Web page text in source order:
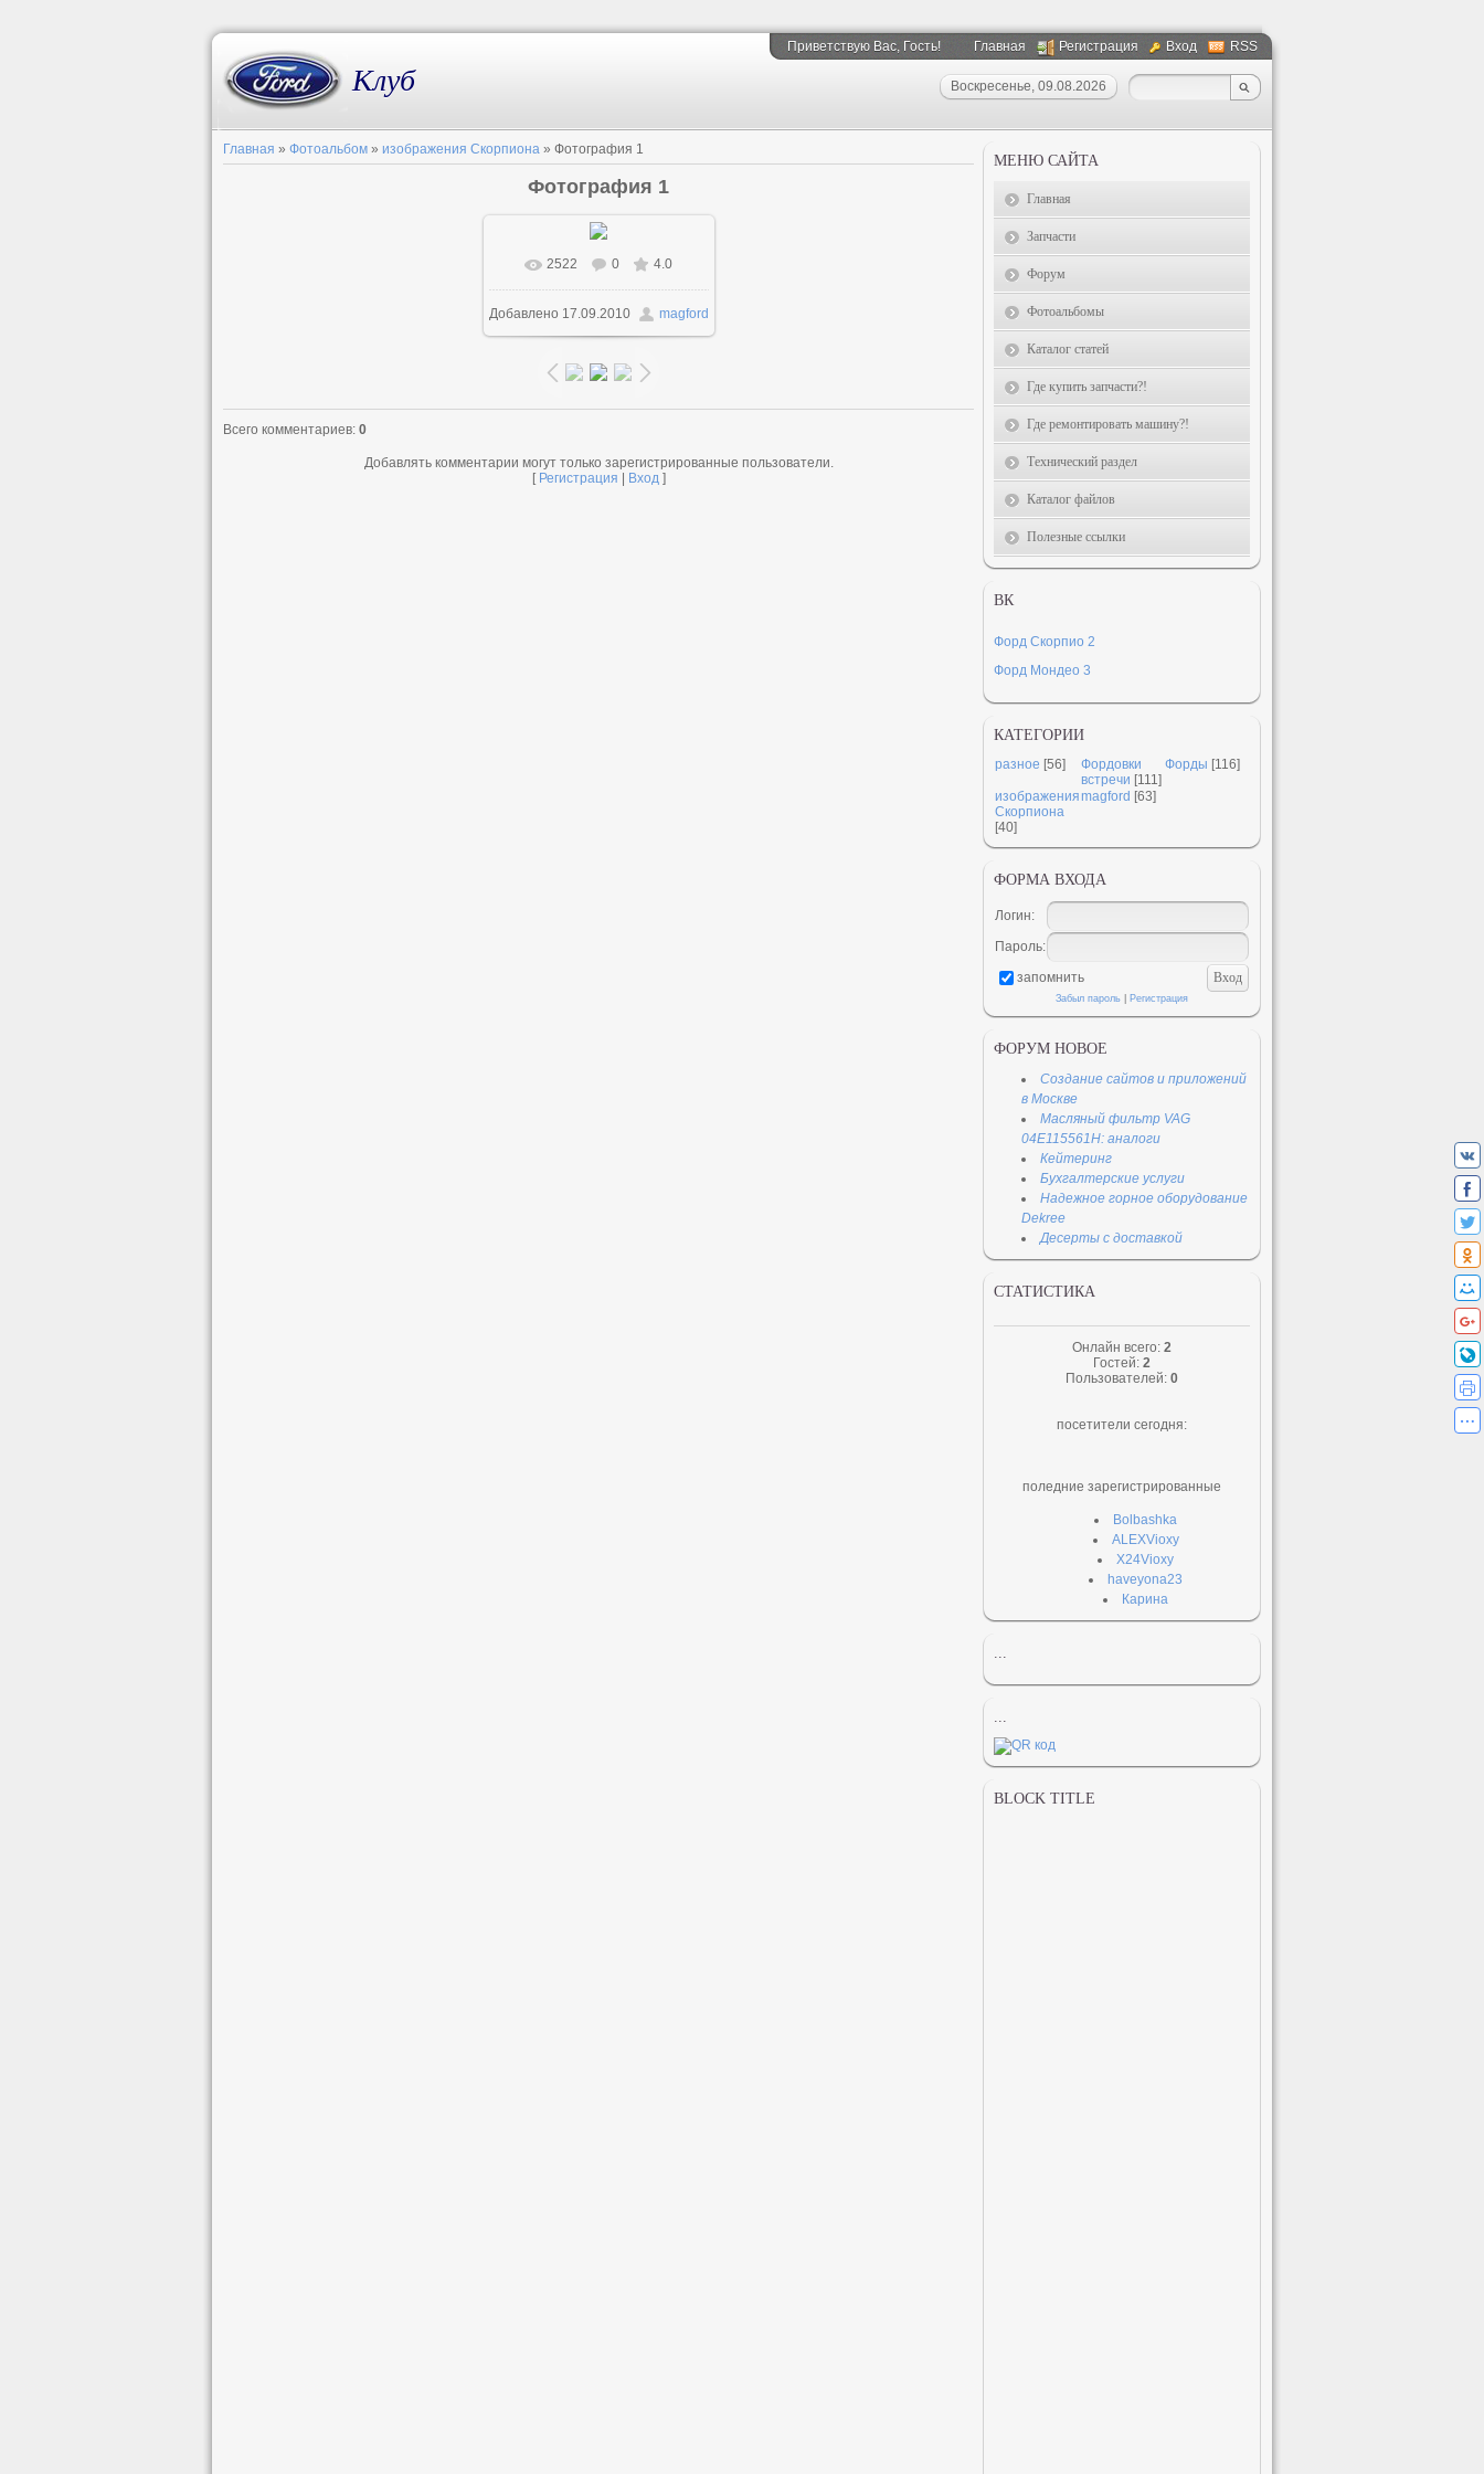
Приветствую Вас, Гость! Главная Регистрация Вход RSS
Клуб Воскресенье, 09.08.2026
Главная » Фотоальбом » изображения Скорпиона » Фотография 1
Фотография 1
В реальном размере
694x694/ 156.7Kb
2522 0 4.0
Добавлено 17.09.2010 magford
Всего комментариев: 0
Добавлять комментарии могут только зарегистрированные пользователи.
[ Регистрация | Вход]
МЕНЮ САЙТА
Главная
Запчасти
Форум
Фотоальбомы
Каталог статей
Где купить запчасти?!
Где ремонтировать машину?!
Технический раздел
Каталог файлов
Полезные ссылки
ВК
Форд Скорпио 2
Форд Мондео 3
КАТЕГОРИИ
разное [56]
Фордовки
встречи [111]
Форды [116]
изображения
Скорпиона
[40]
magford [63]
ФОРМА ВХОДА
Логин:
Пароль:
запомнить
Забыл пароль Регистрация
ФОРУМ НОВОЕ
Создание сайтов и приложений
в Москве
Масляный фильтр VAG
04E115561H: аналоги
Кейтеринг
Бухгалтерские услуги
Надежное горное оборудование
Dekree
Десерты с доставкой
СТАТИСТИКА
Онлайн всего: 2
Гостей: 2
Пользователей: 0
посетители сегодня:
поледние зарегистрированные
Bolbashka
ALEXVioxy
X24Vioxy
haveyona23
Карина
...
...
BLOCK TITLE